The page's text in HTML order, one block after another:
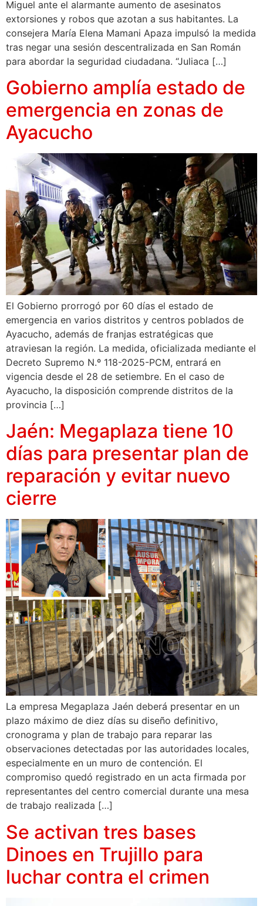
Miguel ante el alarmante aumento de asesinatos
extorsiones y robos que azotan a sus habitantes. La
consejera María Elena Mamani Apaza impulsó la medida
tras negar una sesión descentralizada en San Román
para abordar la seguridad ciudadana. “Juliaca […]
Gobierno amplía estado de
emergencia en zonas de
Ayacucho
El Gobierno prorrogó por 60 días el estado de
emergencia en varios distritos y centros poblados de
Ayacucho, además de franjas estratégicas que
atraviesan la región. La medida, oficializada mediante el
Decreto Supremo N.º 118-2025-PCM, entrará en
vigencia desde el 28 de setiembre. En el caso de
Ayacucho, la disposición comprende distritos de la
provincia […]
Jaén: Megaplaza tiene 10
días para presentar plan de
reparación y evitar nuevo
cierre
La empresa Megaplaza Jaén deberá presentar en un
plazo máximo de diez días su diseño definitivo,
cronograma y plan de trabajo para reparar las
observaciones detectadas por las autoridades locales,
especialmente en un muro de contención. El
compromiso quedó registrado en un acta firmada por
representantes del centro comercial durante una mesa
de trabajo realizada […]
Se activan tres bases
Dinoes en Trujillo para
luchar contra el crimen